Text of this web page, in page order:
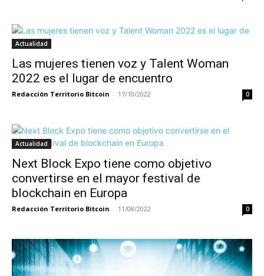
Actualidad
Las mujeres tienen voz y Talent Woman
2022 es el lugar de encuentro
Redacción Territorio Bitcoin - 17/10/2022 0
Actualidad
Next Block Expo tiene como objetivo
convertirse en el mayor festival de
blockchain en Europa
Redacción Territorio Bitcoin - 11/08/2022 0